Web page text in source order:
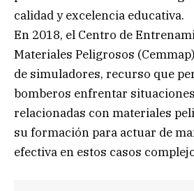
calidad y excelencia educativa.
En 2018, el Centro de
Materiales Peligrosos
de simuladores, recurso que
bomberos enfrentar
relacionadas con materiales
su formación para actuar de
efectiva en estos casos